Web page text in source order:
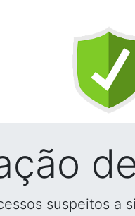
suspeitos a